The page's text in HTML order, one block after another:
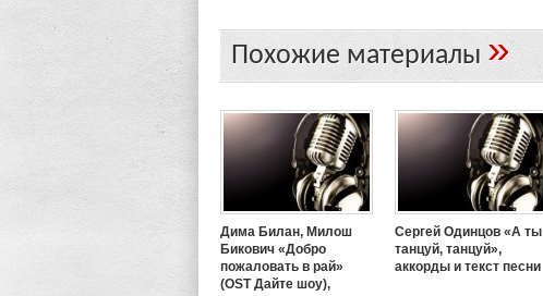
Похожие материалы»
Дима Билан, Милош
Бикович «Добро
пожаловать в рай»
(OST Дайте шоу),
Сергей Одинцов «А ты
танцуй, танцуй»,
аккорды и текст песни